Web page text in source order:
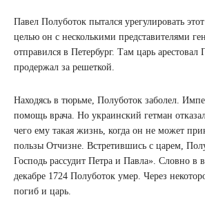
Павел Полуботок пытался урегулировать
целью он с несколькими представителями
отправился в Петербург. Там царь арестовал
продержал за решеткой.
Находясь в тюрьме, Полуботок заболел.
помощь врача. Но украинский гетман
чего ему такая жизнь, когда он не может
пользы Отчизне. Встретившись с царем,
Господь рассудит Петра и Павла». Словно в
декабре 1724 Полуботок умер. Через
погиб и царь.